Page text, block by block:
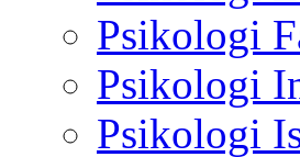
Psikologi
Psikologi
Psikologi